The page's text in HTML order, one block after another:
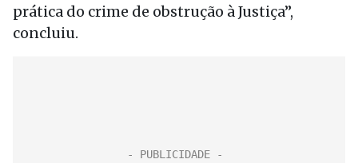
prática do crime de obstrução à Justiça”,
concluiu.